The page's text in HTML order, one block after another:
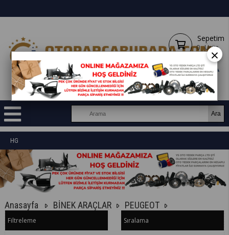
Sepetim
0 Ürün
HG
Anasayfa BİNEK ARAÇLAR PEUGEOT
Filtreleme Sıralama
×